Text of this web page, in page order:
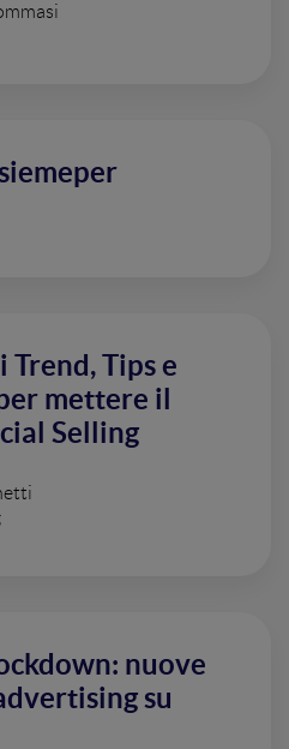
Tips e
mettere il
Selling
nuove
su